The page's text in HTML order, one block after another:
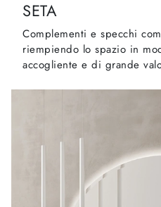
SETA
Complementi e specchi
riempiendo lo spazio in
accogliente e di grande